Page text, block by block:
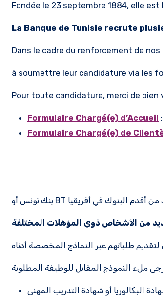
Fondée le 23 septembre 1884, elle est
La Banque de Tunisie recrute
Dans le cadre du renforcement de
à soumettre leur candidature via les
Pour toute candidature, merci de
Formulaire Chargé(e) d’Accueil
Formulaire Chargé(e) de
من الأشخاص ذوي المؤهلات المختلفة
البكالوريا أو شهادة التدريب المهني